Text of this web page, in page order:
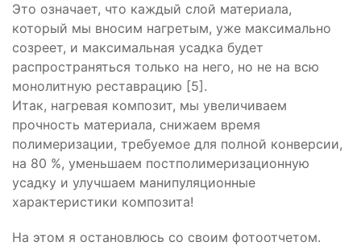
Это означает, что каждый слой материала,
который мы вносим нагретым, уже максимально
созреет, и максимальная усадка будет
распространяться только на него, но не на всю
монолитную реставрацию [5].
Итак, нагревая композит, мы увеличиваем
прочность материала, снижаем время
полимеризации, требуемое для полной конверсии,
на 80 %, уменьшаем постполимеризационную
усадку и улучшаем манипуляционные
характеристики композита!
На этом я остановлюсь со своим фотоотчетом.